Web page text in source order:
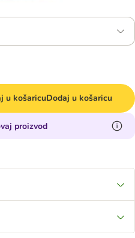
u košaricuDodaj u košaricu
proizvod